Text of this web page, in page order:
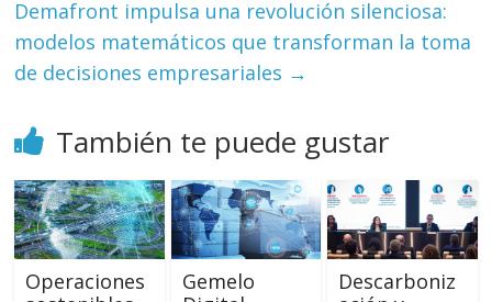
Demafront impulsa una revolución silenciosa:
modelos matemáticos que transforman la toma
de decisiones empresariales →
También te puede gustar
Operaciones
Gemelo
Descarboniz